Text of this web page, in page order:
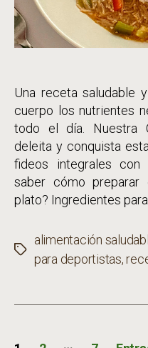
Una receta saludable
cuerpo los nutrientes
todo el día. Nuestra
deleita y conquista
fideos integrales con
saber cómo
plato? Ingredientes
Etiquetas
alimentación
para deportistas,
…